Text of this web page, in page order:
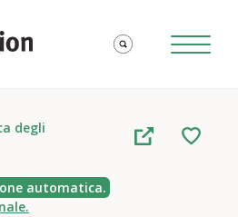
degli
automatica.